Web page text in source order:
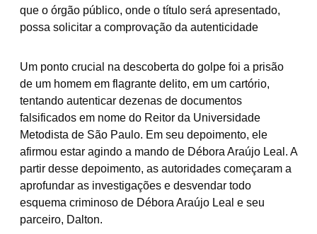
que o órgão público, onde o título será apresentado,
possa solicitar a comprovação da autenticidade
​Um ponto crucial na descoberta do golpe foi a prisão
de um homem em flagrante delito, em um cartório,
tentando autenticar dezenas de documentos
falsificados em nome do Reitor da Universidade
Metodista de São Paulo. Em seu depoimento, ele
afirmou estar agindo a mando de Débora Araújo Leal. A
partir desse depoimento, as autoridades começaram a
aprofundar as investigações e desvendar todo
esquema criminoso de Débora Araújo Leal e seu
parceiro, Dalton.